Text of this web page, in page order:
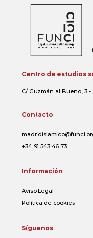
Centro de estudios
C/ Guzmán el Bueno, 3 -
Contacto
+34 91 543 46 73
Información
Aviso Legal
Política de cookies
Síguenos